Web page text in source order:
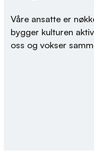
Våre ansatte er
bygger kulturen
oss og vokser